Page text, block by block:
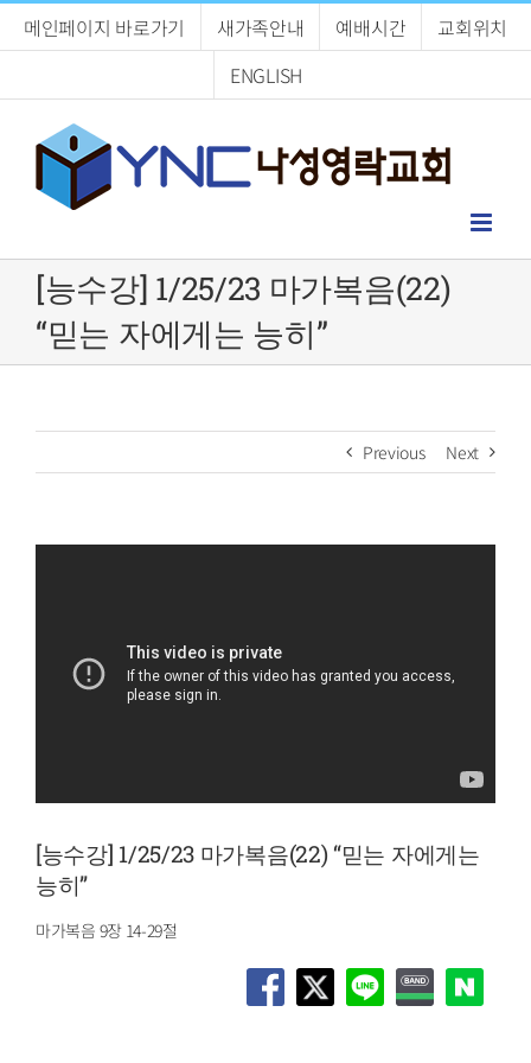
메인페이지 바로가기 새가족안내 예배시간
교회위치
ENGLISH
[능수강] 1/25/23 마가복음(22)
“믿는 자에게는 능히”
Previous Next
[능수강] 1/25/23 마가복음(22) “믿는 자에게는
능히”
마가복음 9장 14-29절